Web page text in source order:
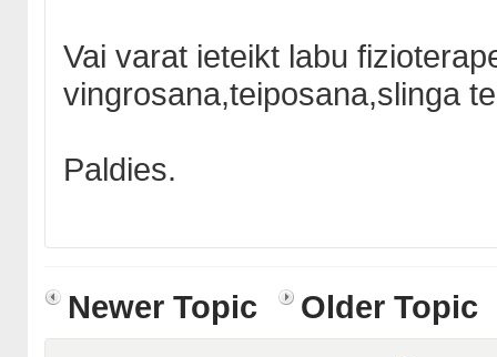
Vai varat ieteikt labu
vingrosana,teiposana,slinga
Paldies.
Newer Topic
Older Topic